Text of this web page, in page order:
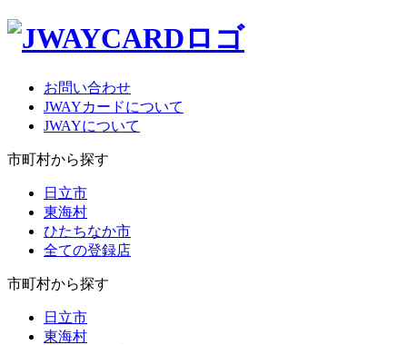
お問い合わせ
JWAYカードについて
JWAYについて
市町村から探す
日立市
東海村
ひたちなか市
全ての登録店
市町村から探す
日立市
東海村